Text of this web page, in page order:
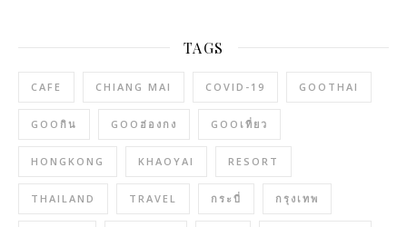
TAGS
CAFE CHIANG MAI COVID-19 GOOTHAI
GOOกิน GOOฮ่องกง GOOเที่ยว
HONGKONG KHAOYAI RESORT
THAILAND TRAVEL กระบี่ กรุงเทพ